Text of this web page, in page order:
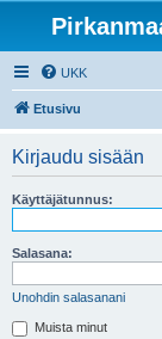
UKK
Etusivu
Kirjaudu sisään
Käyttäjätunnus:
Salasana:
Unohdin salasanani
Muista minut